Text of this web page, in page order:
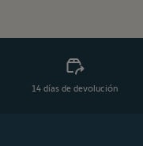
14 días de devolución